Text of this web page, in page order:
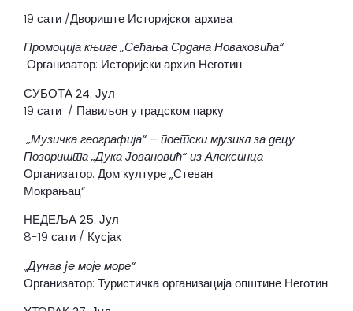
19 сати /Двориште Историјског архива
Промоција књиге „Сећања Срдана Новаковића“
Организатор: Историјски архив Неготин
СУБОТА 24. Јул
19 сати / Павиљон у градском парку
„Музичка географија“ – поетски мјузикл за децу
Позоришта „Дука Јовановић“ из Алексинца
Организатор: Дом културе „Стеван
Мокрањац“
НЕДЕЉА 25. Јул
8-19 сати / Кусјак
„Дунав je моје море“
Организатор: Туристичка организација општине Неготин